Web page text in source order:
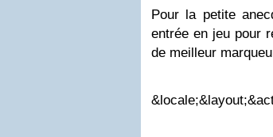
Pour la petite
entrée en jeu pour
de meilleur